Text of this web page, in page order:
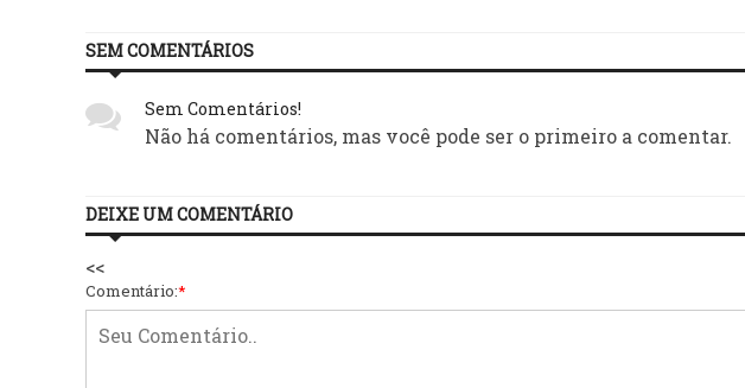
SEM COMENTÁRIOS
Sem Comentários!
Não há comentários, mas você pode ser o primeiro a comentar.
DEIXE UM COMENTÁRIO
<<
Comentário:*